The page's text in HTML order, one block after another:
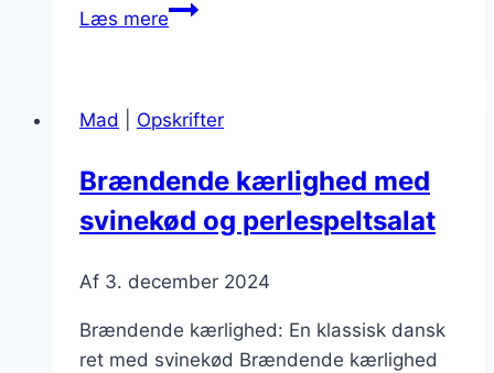
Læs mereBrændende
og
i
sennep
Mad Opskrifter
Brændende kærlighed med
svinekød og perlespeltsalat
Af 3. december 2024
Brændende kærlighed: En klassisk dansk
ret med svinekød Brændende kærlighed